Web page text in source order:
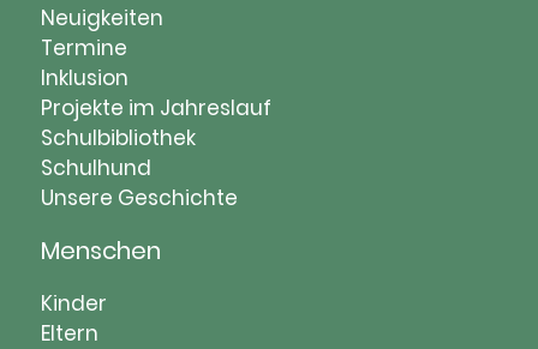
Navigation
überspringen
Neuigkeiten
Termine
Inklusion
Projekte im Jahreslauf
Schulbibliothek
Schulhund
Unsere Geschichte
Menschen
Navigation
überspringen
Kinder
Eltern